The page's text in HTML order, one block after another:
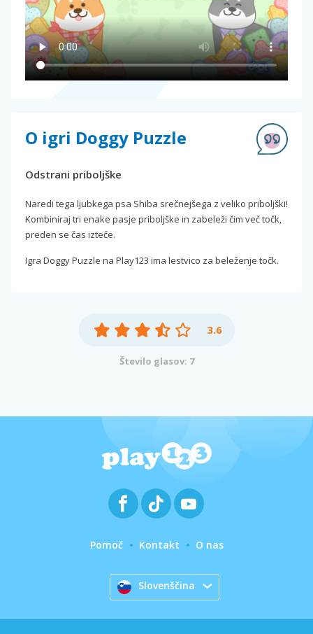
O igri Doggy Puzzle
Odstrani priboljške
Naredi tega ljubkega psa Shiba srečnejšega z veliko priboljški!
Kombiniraj tri enake pasje priboljške in zabeleži čim več točk,
preden se čas izteče.
Igra Doggy Puzzle na Play123 ima lestvico za beleženje točk.
3.6
Število glasov: 7
Pomoč Kontakt O nas
Slovenščina